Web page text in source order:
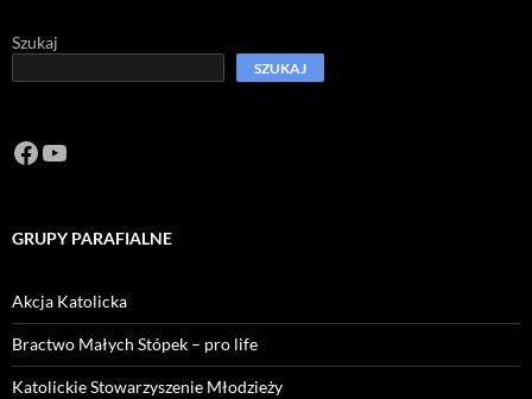
Szukaj
SZUKAJ
Facebook
https://www.youtube.com/channel/
GRUPY PARAFIALNE
Akcja Katolicka
Bractwo Małych Stópek – pro life
Katolickie Stowarzyszenie Młodzieży